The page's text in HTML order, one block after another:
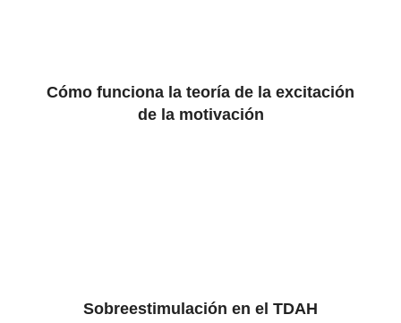
Cómo funciona la teoría de la excitación
de la motivación
Sobreestimulación en el TDAH